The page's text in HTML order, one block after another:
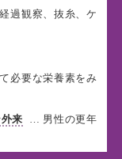
過観察、抜糸、ケ
必要な栄養素をみ
来
… 男性の更年